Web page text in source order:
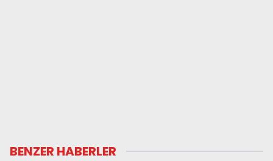
BENZER HABERLER